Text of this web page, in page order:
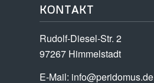
KONTAKT
Rudolf-Diesel-Str. 2
97267 Himmelstadt
E-Mail: info@peridomus.de